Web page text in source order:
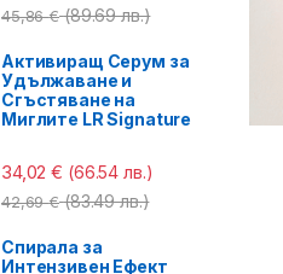
45,86€ (89.69 лв.)
Активиращ Серум за
Удължаване и
Сгъстяване на
Миглите LR Signature
34,02€ (66.54 лв.)
42,69€ (83.49 лв.)
Спирала за
Интензивен Ефект